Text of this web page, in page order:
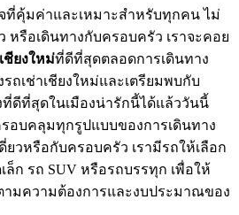
ที่คุ้มค่าและเหมาะสำหรับทุกคน ไม่
หรือเดินทางกับครอบครัว เราจะคอย
ชียงใหม่ที่ดีที่สุดตลอดการเดินทาง
ถเช่าเชียงใหม่และเตรียมพบกับ
ดีที่สุดในเมืองน่ารักนี้ได้แล้ววันนี้
รอบคลุมทุกรูปแบบของการเดินทาง
ยวหรือกับครอบครัว เรามีรถให้เลือก
ก รถ SUV หรือรถบรรทุก เพื่อให้
มความต้องการและงบประมาณของ